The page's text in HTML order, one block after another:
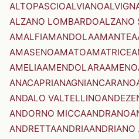
ALTOPASCIOALVIANO
ALZANO LOMBARDOALZANO
AMALFIAMANDOLAAMANTEA
AMASENOAMATOAMATRICE
AMELIAAMENDOLARAAMENO
ANACAPRIANAGNIANCARANO
ANDALO VALTELLINO
ANDORNO MICCAANDRANO
ANDRETTAANDRIAANDRIANO